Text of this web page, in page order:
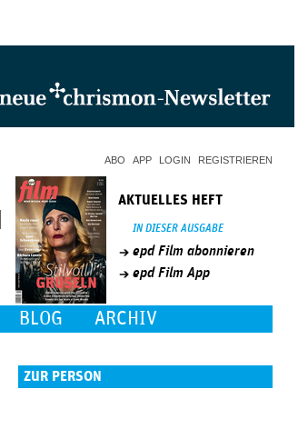
ABO APP LOGIN REGISTRIEREN
AKTUELLES HEFT
IN DIESER AUSGABE
epd Film abonnieren
epd Film App
BLOG ARCHIV
ZUR PERSON